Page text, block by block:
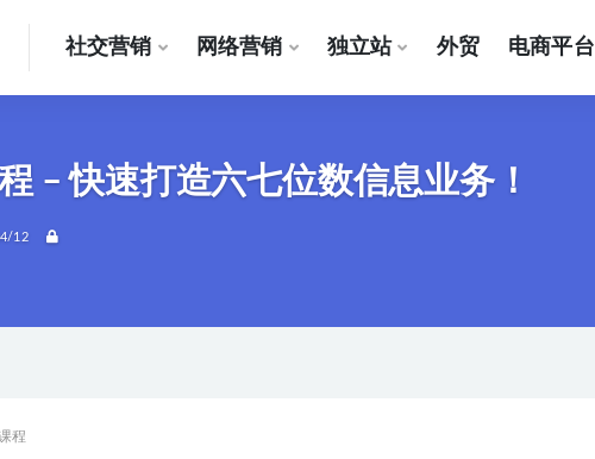
社交营销 网络营销 独立站 外贸 电商平台
– 快速打造六七位数信息业务！
12
程